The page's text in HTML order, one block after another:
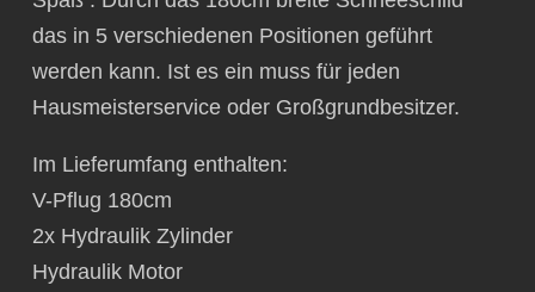
das in 5 verschiedenen Positionen geführt
werden kann. Ist es ein muss für jeden
Hausmeisterservice oder Großgrundbesitzer.
Im Lieferumfang enthalten:
V-Pflug 180cm
2x Hydraulik Zylinder
Hydraulik Motor